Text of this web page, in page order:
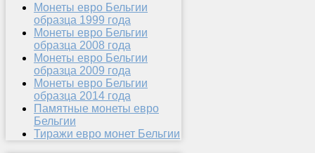
Монеты евро Бельгии
образца 1999 года
Монеты евро Бельгии
образца 2008 года
Монеты евро Бельгии
образца 2009 года
Монеты евро Бельгии
образца 2014 года
Памятные монеты евро
Бельгии
Тиражи евро монет Бельгии